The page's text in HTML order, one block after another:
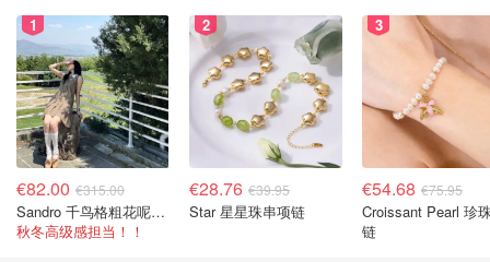
1
€82.00 €315.00
Sandro 千鸟格粗花呢连衣裙
秋冬高级感担当！！
2
€28.76 €39.95
Star 星星珠串项链
3
€54.68 €75.95
Croissant Pearl 珍
链